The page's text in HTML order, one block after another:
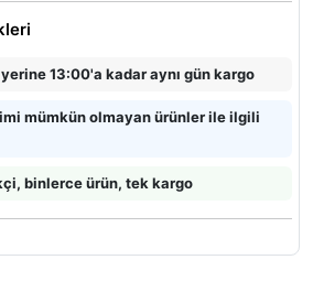
13:00'a kadar aynı gün kargo
mümkün olmayan ürünler ile ilgili
binlerce ürün, tek kargo